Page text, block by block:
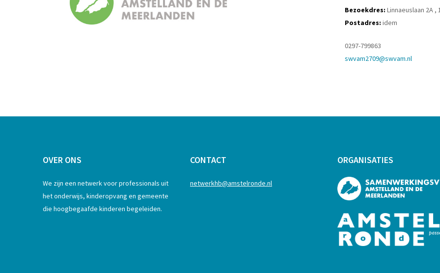
Bezoekdres: Linnaeuslaan 2A ,
Postadres: idem
0297-799863
swvam2709@swvam.nl
OVER ONS
We zijn een netwerk voor professionals uit
het onderwijs, kinderopvang en gemeente
die hoogbegaafde kinderen begeleiden.
CONTACT
netwerkhb@amstelronde.nl
ORGANISATIES